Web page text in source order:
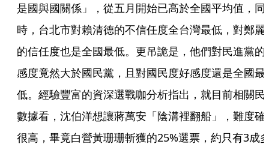
是國與國關係」，從五月開始已高於全國平均值，同
時，台北市對賴清德的不信任度全台灣最低，對鄭麗
的信任度也是全國最低。更吊詭是，他們對民進黨的
感度竟然大於國民黨，且對國民度好感度還是全國最
低。經驗豐富的資深選戰咖分析指出，就目前相關民
數據看，沈伯洋想讓蔣萬安「陰溝裡翻船」，難度確
很高，畢竟白營黃珊珊斬獲的25%選票，約只有3成